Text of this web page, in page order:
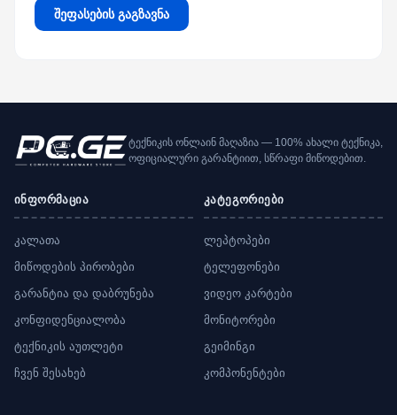
შეფასების გაგზავნა
ტექნიკის ონლაინ მაღაზია — 100% ახალი ტექნიკა,
ოფიციალური გარანტიით, სწრაფი მიწოდებით.
ინფორმაცია
კალათა
მიწოდების პირობები
გარანტია და დაბრუნება
კონფიდენციალობა
ტექნიკის აუთლეტი
ჩვენ შესახებ
კატეგორიები
ლეპტოპები
ტელეფონები
ვიდეო კარტები
მონიტორები
გეიმინგი
კომპონენტები